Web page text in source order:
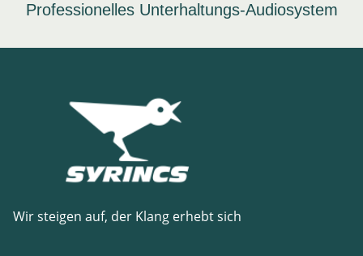
Professionelles Unterhaltungs-Audiosystem
Wir steigen auf, der Klang erhebt sich